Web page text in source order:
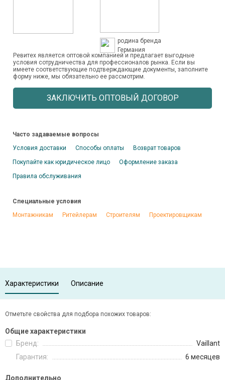
родина бренда
Германия
Ревитех является оптовой компанией и предлагает выгодные
условия сотрудничества для профессионалов рынка. Если вы
имеете соответствующие подтверждающие документы, заполните
форму ниже, мы обязательно ее рассмотрим.
ЗАКЛЮЧИТЬ ОПТОВЫЙ ДОГОВОР
Часто задаваемые вопросы
Условия доставки
Способы оплаты
Возврат товаров
Покупайте как юридическое лицо
Оформление заказа
Правила обслуживания
Специальные условия
Монтажникам
Ритейлерам Строителям Проектировщикам
Характеристики Описание
Отметьте свойства для подбора похожих товаров:
Общие характеристики
Бренд:
Vaillant
Гарантия:
6 месяцев
Дополнительно